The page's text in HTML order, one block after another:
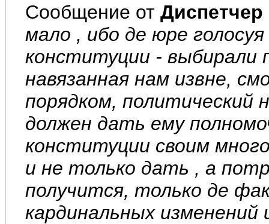
Сообщение от Диспетчер
мало , ибо де юре
конституции - выбирали
навязанная нам извне,
порядком, политический
должен дать ему
конституции своим
и не только дать , а
получится, только де
кардинальных